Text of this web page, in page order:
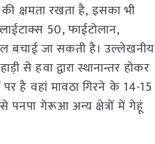
क्षमता रखता है, इसका भी
50, फाईटोलान,
बचाई जा सकती है। उल्लेखनीय
हवा द्वारा स्थानान्तर होकर
है वहां मावठा गिरने के 14-15
पनपा गेरूआ अन्य क्षेत्रों में गेहूं